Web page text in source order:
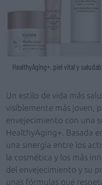
HealthyAging+, piel vital y
Un estilo de vida más
visiblemente más joven,
envejecimiento con una
HealthyAging+. Basada
una sinergia entre los
la cosmética y los más
del envejecimiento y su
unas fórmulas que